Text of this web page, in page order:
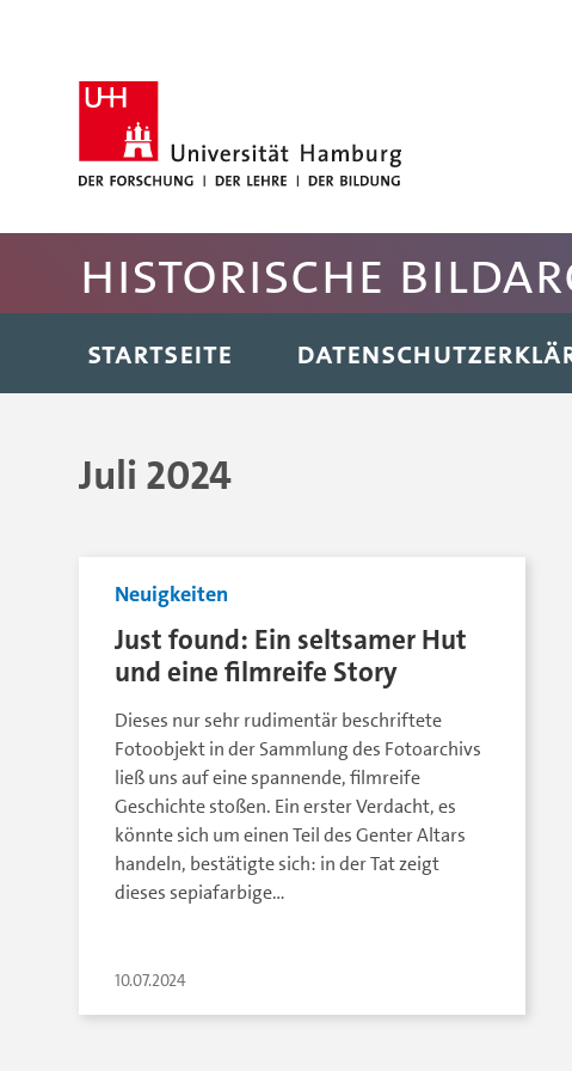
Fussbereich der Seite anspringen
Historische
STARTSEITE
Juli 2024
Neuigkeiten
Just found: Ein seltsamer Hut
und eine filmreife Story
Dieses nur sehr rudimentär beschriftete
Fotoobjekt in der Sammlung des Fotoarchivs
ließ uns auf eine spannende, filmreife
Geschichte stoßen. Ein erster Verdacht, es
könnte sich um einen Teil des Genter Altars
handeln, bestätigte sich: in der Tat zeigt
dieses sepiafarbige…
10.07.2024